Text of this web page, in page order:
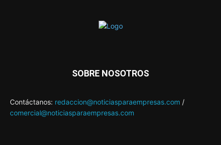
SOBRE NOSOTROS
Contáctanos: redaccion@noticiasparaempresas.com /
comercial@noticiasparaempresas.com